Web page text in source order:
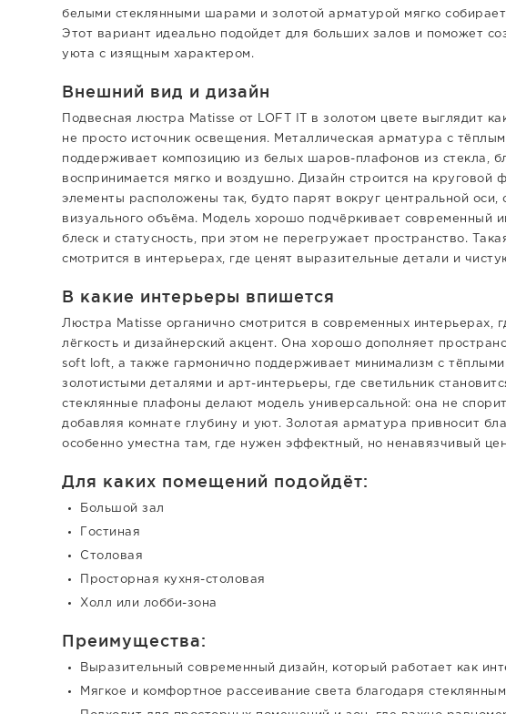
белыми стеклянными шарами и золотой арматурой мягко
Этот вариант идеально подойдет для больших залов и поможет
уюта с изящным характером.
Внешний вид и дизайн
Подвесная люстра Matisse от LOFT IT в золотом цвете выглядит
не просто источник освещения. Металлическая арматура с
поддерживает композицию из белых шаров-плафонов из стекла,
воспринимается мягко и воздушно. Дизайн строится на круговой
элементы расположены так, будто парят вокруг центральной
визуального объёма. Модель хорошо подчёркивает современный
блеск и статусность, при этом не перегружает пространство.
смотрится в интерьерах, где ценят выразительные детали и
В какие интерьеры впишется
Люстра Matisse органично смотрится в современных интерьерах,
лёгкость и дизайнерский акцент. Она хорошо дополняет
soft loft, а также гармонично поддерживает минимализм с тёплыми
золотистыми деталями и арт-интерьеры, где светильник
стеклянные плафоны делают модель универсальной: она не
добавляя комнате глубину и уют. Золотая арматура привносит
особенно уместна там, где нужен эффектный, но ненавязчивый
Для каких помещений подойдёт:
Большой зал
Гостиная
Столовая
Просторная кухня-столовая
Холл или лобби-зона
Преимущества:
Выразительный современный дизайн, который работает как
Мягкое и комфортное рассеивание света благодаря